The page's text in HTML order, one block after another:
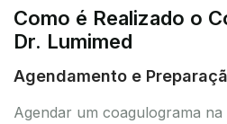
Como é Realizado o
Dr. Lumimed
Agendamento e
Agendar um coagulograma na